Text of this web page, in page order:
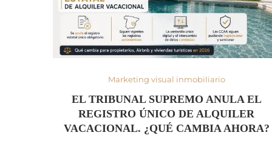
Marketing visual inmobiliario
EL TRIBUNAL SUPREMO ANULA EL
REGISTRO ÚNICO DE ALQUILER
VACACIONAL. ¿QUÉ CAMBIA AHORA?